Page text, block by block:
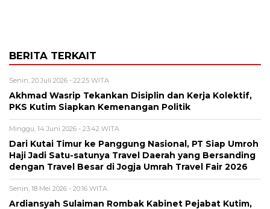
BERITA TERKAIT
Senin, 20 Juli 2026 - 22:25 WITA
Akhmad Wasrip Tekankan Disiplin dan Kerja Kolektif,
PKS Kutim Siapkan Kemenangan Politik
Minggu, 14 Juni 2026 - 23:42 WITA
Dari Kutai Timur ke Panggung Nasional, PT Siap Umroh
Haji Jadi Satu-satunya Travel Daerah yang Bersanding
dengan Travel Besar di Jogja Umrah Travel Fair 2026
Senin, 18 Mei 2026 - 20:16 WITA
Ardiansyah Sulaiman Rombak Kabinet Pejabat Kutim,